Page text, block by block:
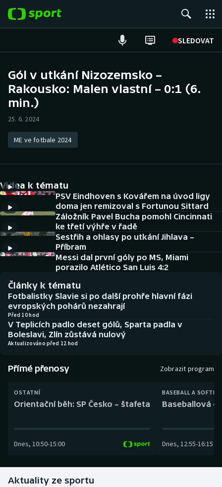
SLEDOVAT
Hokej
Tenis
Atletika
DALŠÍ SPORTY
Americký fotbal
Baseball a softbal
Basketbal
Boby a skeleton
Box
Dostihy
Florbal
Golf
Gymnastika
NEPŘEHLÉDNĚTE
Soutěže
Historické návraty
AZ kvíz
Gól v utkání Nizozemsko –
Rakousko: Malen vlastní – 0:1 (6.
min.)
25. 6. 2024
ME ve fotbale 2024
Videa k tématu
PSV Eindhoven s Kovářem na úvod ligy
doma jen remizoval s Fortunou Sittard
Záložník Pavel Bucha pomohl Cincinnati
ke třetí výhře v řadě
Sestřih a ohlasy po utkání Jihlava –
Příbram
Messi dal první góly po MS, Miami
porazilo Atlético San Luis 4:2
Články k tématu
Fotbalistky Slavie si po další prohře hlavní fázi
evropských pohárů nezahrají
Před 10 hod
V Teplicích padlo deset gólů, Sparta padla v
Boleslavi, Zlín zůstává nulový
Aktualizováno před 12 hod
Přímé přenosy Zobrazit program
OSTATNÍ
Orientační běh: SP Česko – štafeta
Dnes, 10:50-15:00
BASEBALL A
Baseballová
Dnes, 12:55-16:15
Aktuality ze sportu